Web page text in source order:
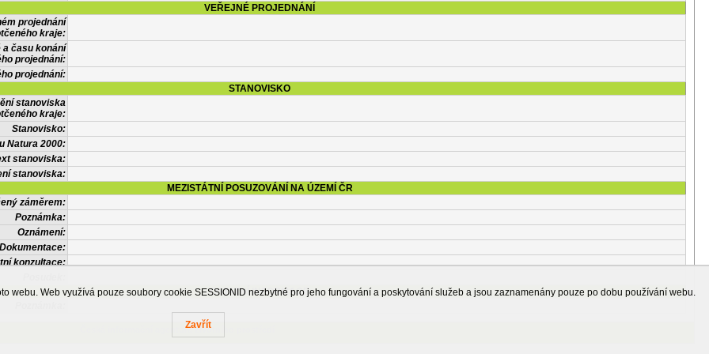
VEŘEJNÉ PROJEDNÁNÍ
projednání
kraje:
času konání
projednání:
projednání:
STANOVISKO
stanoviska
kraje:
Stanovisko:
Natura 2000:
stanoviska:
stanoviska:
MEZISTÁTNÍ POSUZOVÁNÍ NA ÚZEMÍ ČR
záměrem:
Poznámka:
Oznámení:
Dokumentace:
konzultace:
OSTATNÍ INFORMACE
Česká informační agentura životního prostředí
webu. Web využívá pouze soubory cookie SESSIONID nezbytné pro jeho fungování a poskytování služeb a jsou zaznamenány pouze po dobu používání webu.
Zavřít